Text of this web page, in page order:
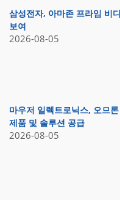
삼성전자, 아마존 프라임 비
보여
2026-08-05
마우저 일렉트로닉스, 오므
제품 및 솔루션 공급
2026-08-05